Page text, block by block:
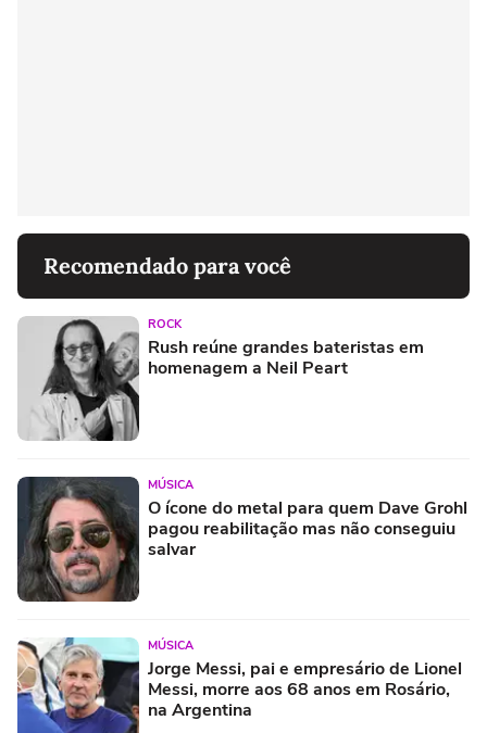
Recomendado para você
ROCK
Rush reúne grandes bateristas em
homenagem a Neil Peart
MÚSICA
O ícone do metal para quem Dave Grohl
pagou reabilitação mas não conseguiu
salvar
MÚSICA
Jorge Messi, pai e empresário de Lionel
Messi, morre aos 68 anos em Rosário,
na Argentina